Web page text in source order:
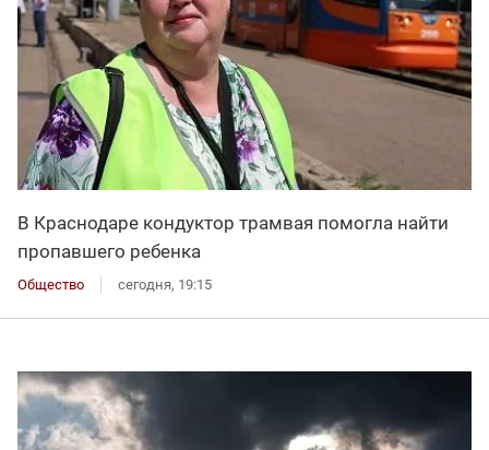
В Краснодаре кондуктор трамвая помогла найти
пропавшего ребенка
Общество сегодня, 19:15